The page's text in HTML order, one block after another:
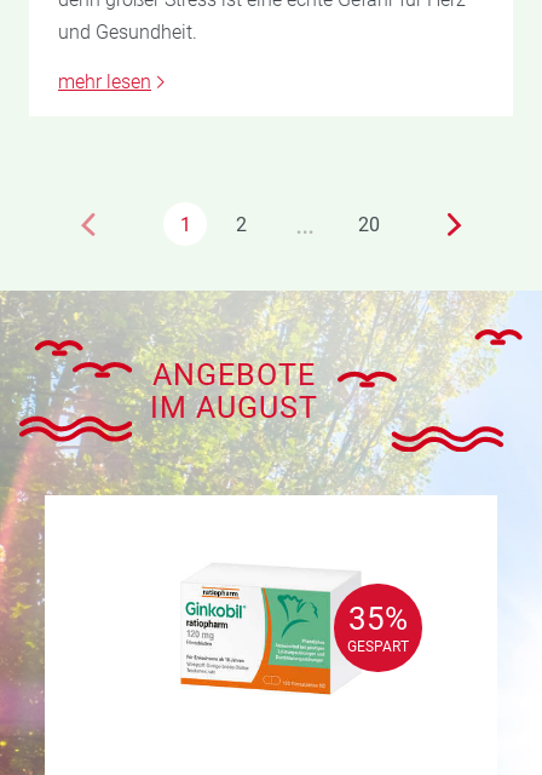
und Gesundheit.
mehr lesen
1 2 … 20
ANGEBOTE
IM AUGUST
35%
GESPART
35%
GESPART